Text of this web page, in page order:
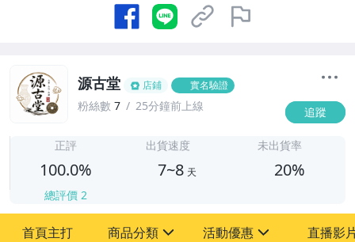
源古堂 店鋪 實名驗證
粉絲數 7 25分鐘前上線 追蹤
正評
100.0%
總評價 2
出貨速度
7~8 天
未出貨率
20%
首頁主打 商品分類 活動優惠 直播影